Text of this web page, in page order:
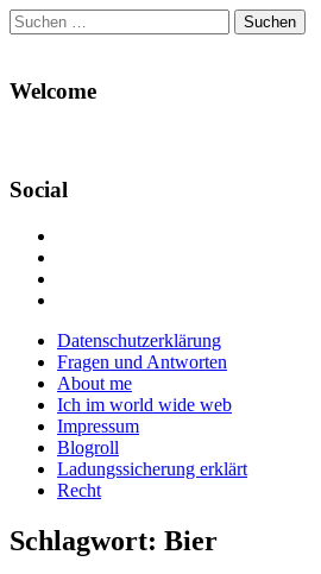
Suchen
nach:
Welcome
Social
Facebook
anzeigen
Twitter
anzeigen
auf
Instagram
anzeigen
Main
menu
Skip
content
Datenschutzerklärung
Fragen und Antworten
About me
Ich im world wide web
Impressum
Blogroll
Ladungssicherung erklärt
Recht
Schlagwort: Bier